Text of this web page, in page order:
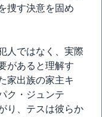
捜す決意を固め
人ではなく、実際
があると理解す
家出族の家主キ
ク・ジュンテ
り、テスは彼らか